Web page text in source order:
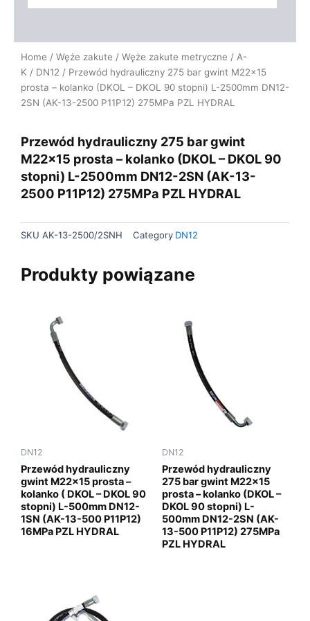
Home / Węże zakute / Węże zakute metryczne / A-
K / DN12 / Przewód hydrauliczny 275 bar gwint M22x15
prosta – kolanko (DKOL – DKOL 90 stopni) L-2500mm DN12-
2SN (AK-13-2500 P11P12) 275MPa PZL HYDRAL
Przewód hydrauliczny 275 bar gwint
M22x15 prosta – kolanko (DKOL – DKOL 90
stopni) L-2500mm DN12-2SN (AK-13-
2500 P11P12) 275MPa PZL HYDRAL
SKU AK-13-2500/2SNH Category DN12
Produkty powiązane
DN12
Przewód hydrauliczny
gwint M22x15 prosta –
kolanko ( DKOL – DKOL 90
stopni) L-500mm DN12-
1SN (AK-13-500 P11P12)
16MPa PZL HYDRAL
DN12
Przewód hydrauliczny
275 bar gwint M22x15
prosta – kolanko (DKOL –
DKOL 90 stopni) L-
500mm DN12-2SN (AK-
13-500 P11P12) 275MPa
PZL HYDRAL